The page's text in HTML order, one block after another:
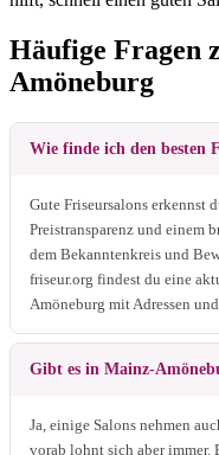
Häufige Fragen
Amöneburg
Wie finde ich den besten
Gute Friseursalons erkennst
Preistransparenz und einem
dem Bekanntenkreis und
friseur.org findest du eine
Amöneburg mit Adressen
Gibt es in Mainz-
Ja, einige Salons nehmen
vorab lohnt sich aber immer.